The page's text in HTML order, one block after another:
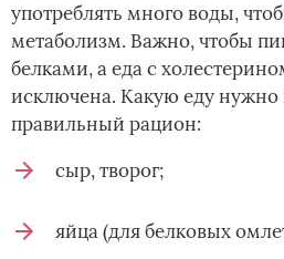
употреблять много воды,
метаболизм. Важно, чтобы
белками, а еда с
исключена. Какую еду нужно
правильный рацион:
сыр, творог;
яйца (для белковых